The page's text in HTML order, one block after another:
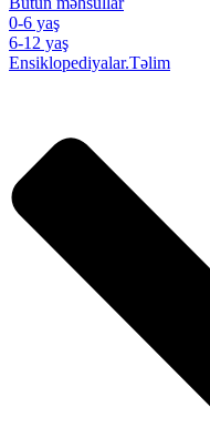
0-6 yaş
6-12 yaş
Ensiklopediyalar.Təlim